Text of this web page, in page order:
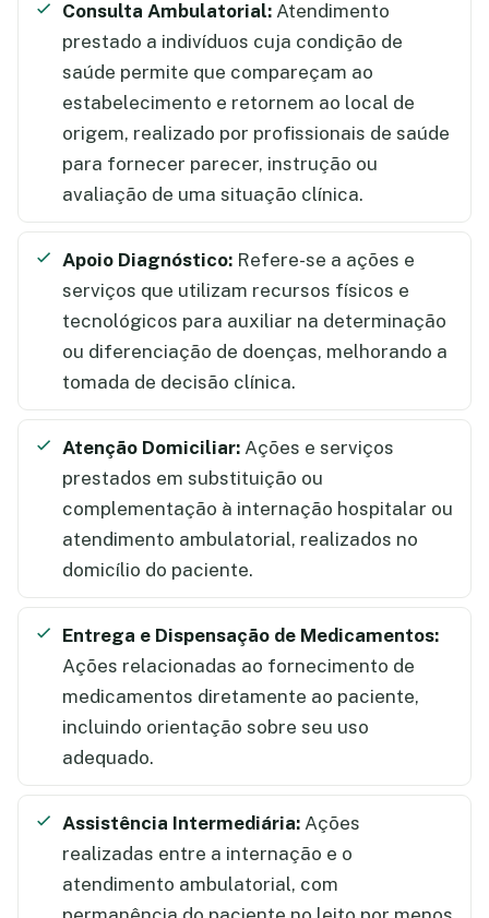
Consulta Ambulatorial: Atendimento
prestado a indivíduos cuja condição de
saúde permite que compareçam ao
estabelecimento e retornem ao local de
origem, realizado por profissionais de saúde
para fornecer parecer, instrução ou
avaliação de uma situação clínica.
Apoio Diagnóstico: Refere-se a ações e
serviços que utilizam recursos físicos e
tecnológicos para auxiliar na determinação
ou diferenciação de doenças, melhorando a
tomada de decisão clínica.
Atenção Domiciliar: Ações e serviços
prestados em substituição ou
complementação à internação hospitalar ou
atendimento ambulatorial, realizados no
domicílio do paciente.
Entrega e Dispensação de Medicamentos:
Ações relacionadas ao fornecimento de
medicamentos diretamente ao paciente,
incluindo orientação sobre seu uso
adequado.
Assistência Intermediária: Ações
realizadas entre a internação e o
atendimento ambulatorial, com